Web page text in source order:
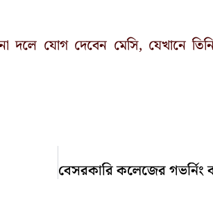
দলে যোগ দেবেন মেসি, যেখানে তিনি